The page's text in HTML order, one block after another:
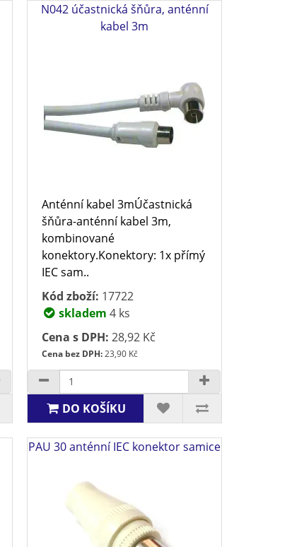
N042 účastnická šňůra, anténní
kabel 3m
Anténní kabel 3mÚčastnická
šňůra-anténní kabel 3m,
kombinované
konektory.Konektory: 1x přímý
IEC sam..
Kód zboží: 17722
skladem 4 ks
Cena s DPH: 28,92 Kč
Cena bez DPH:23,90 Kč
DO KOŠÍKU
PAU 30 anténní IEC konektor samice